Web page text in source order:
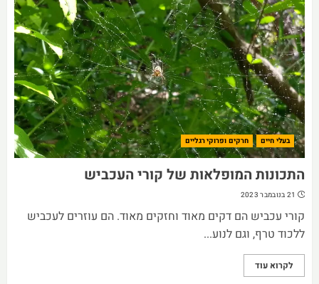
בעלי חיים חרקים ופרוקי רגליים
התכונות המופלאות של קורי העכביש
21 בנובמבר 2023
קורי עכביש הם דקים מאוד וחזקים מאוד. הם עוזרים לעכביש
ללכוד טרף, וגם לנוע...
לקרוא עוד